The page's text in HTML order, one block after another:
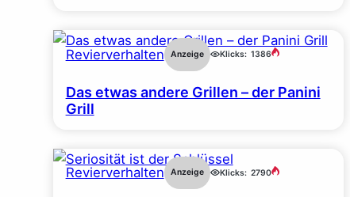
Revierverhalten Anzeige Klicks: 1386
Das etwas andere Grillen – der Panini
Grill
Revierverhalten Anzeige Klicks: 2790